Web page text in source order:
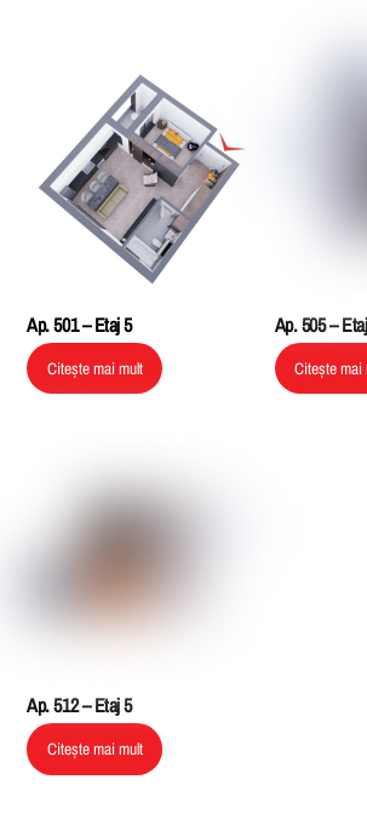
Ap. 501 – Etaj 5
Citește mai mult
Ap. 505 –
Citește mai
Ap. 512 – Etaj 5
Citește mai mult